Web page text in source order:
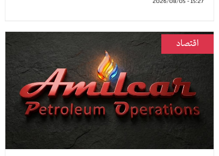
اقتصاد